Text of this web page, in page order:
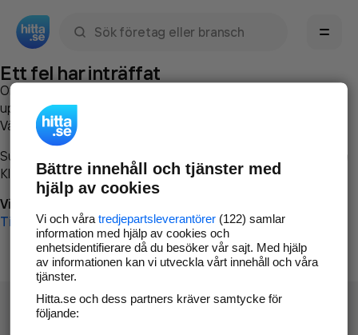
Ett fel har inträffat
Om du vill kan du
uppstod så att vi lättare och snabbare kan avhjälpa det.
Vänligen försök med följande:
Surfa till
Klicka påTillbaka-knappen i webbläsaren och försök igen
Vi beklagar besväret!
Till startsidan
Bättre innehåll och tjänster med
hjälp av cookies
Vi och våra tredjepartsleverantörer(122) samlar
information med hjälp av cookies och
enhetsidentifierare då du besöker vår sajt. Med hjälp
av informationen kan vi utveckla vårt innehåll och våra
tjänster.
Hitta.se och dess partners kräver samtycke för
följande: